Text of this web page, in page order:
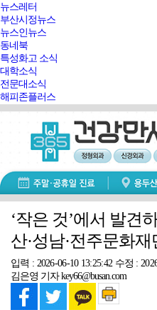
뉴스레터
부산시정뉴스
뉴스인뉴스
동네북
특성화고 소식
대학소식
전문대소식
해피존플러스
‘작은 것’에서 발견
산·성남·전주문화
입력 : 2026-06-10 13:25:42 수정 :
김은영 기자 key66@busan.com